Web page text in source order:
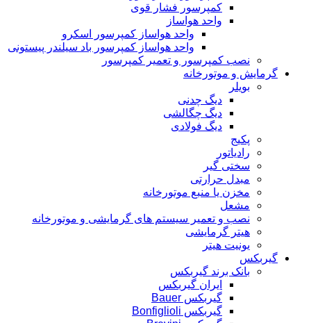
کمپرسور فشار قوی
واحد هواساز
واحد هواساز کمپرسور اسکرو
واحد هواساز کمپرسور باد سیلندر پیستونی
نصب کمپرسور و تعمیر کمپرسور
گرمایش و موتورخانه
بویلر
دیگ چدنی
دیگ چگالشی
دیگ فولادی
پکیج
رادیاتور
سختی گیر
مبدل حرارتی
مخزن یا منبع موتورخانه
مشعل
نصب و تعمیر سیستم های گرمایشی و موتورخانه
هیتر گرمایشی
یونیت هیتر
گیربکس
بانک برند گیربکس
ایران گیربکس
گیربکس Bauer
گیربکس Bonfiglioli